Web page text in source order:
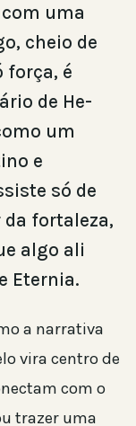
uma
cheio de
força, é
de He-
um
e
só de
fortaleza,
algo ali
Eternia.
a narrativa
vira centro de
com o
trazer uma